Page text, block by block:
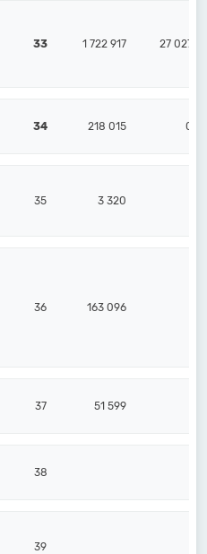
33 1 722 917 27 027
34 218 015 0
35 3 320
36 163 096
37 51 599
38
39